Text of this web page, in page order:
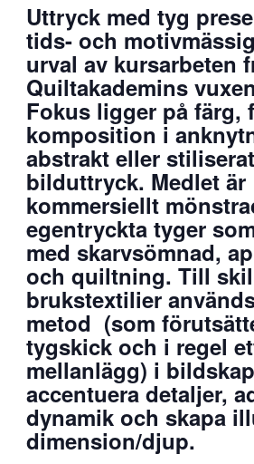
Uttryck med tyg
tids- och
urval av kursarbeten
Quiltakademins
Fokus ligger på färg,
komposition i
abstrakt eller stiliserat
bilduttryck. Medlet är
kommersiellt
egentryckta tyger
med skarvsömnad,
och quiltning. Till
brukstextilier
metod (som
tygskick och i regel
mellanlägg) i
accentuera detaljer,
dynamik och skapa
dimension/djup.